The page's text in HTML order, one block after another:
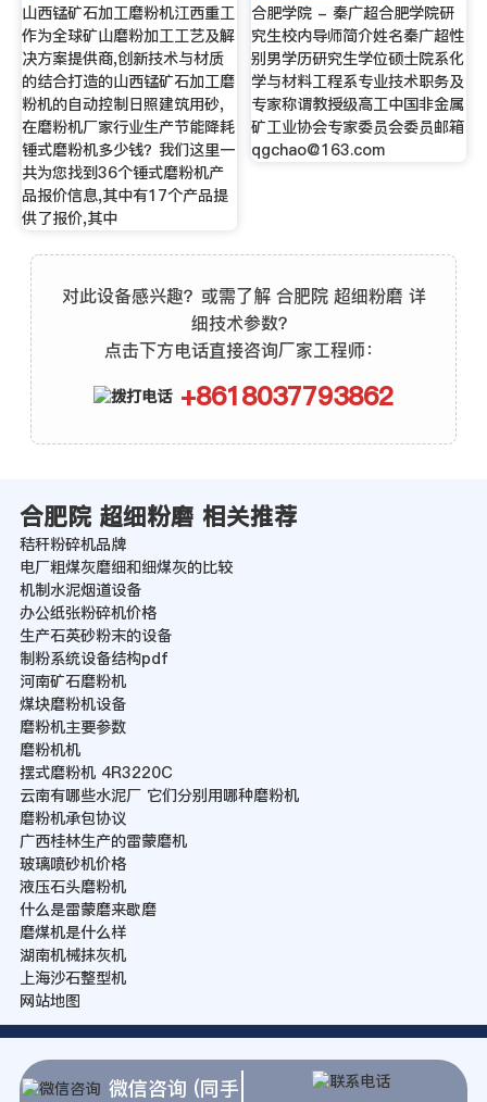
山西锰矿石加工磨粉机江西重工
作为全球矿山磨粉加工工艺及解
决方案提供商,创新技术与材质
的结合打造的山西锰矿石加工磨
粉机的自动控制日照建筑用砂,
在磨粉机厂家行业生产节能降耗
锤式磨粉机多少钱？我们这里一
共为您找到36个锤式磨粉机产
品报价信息,其中有17个产品提
供了报价,其中
合肥学院 - 秦广超合肥学院研
究生校内导师简介姓名秦广超性
别男学历研究生学位硕士院系化
学与材料工程系专业技术职务及
专家称谓教授级高工中国非金属
矿工业协会专家委员会委员邮箱
qgchao@163.com
对此设备感兴趣？或需了解 合肥院 超细粉磨 详
细技术参数？
点击下方电话直接咨询厂家工程师：
+8618037793862
合肥院 超细粉磨 相关推荐
秸秆粉碎机品牌
电厂粗煤灰磨细和细煤灰的比较
机制水泥烟道设备
办公纸张粉碎机价格
生产石英砂粉末的设备
制粉系统设备结构pdf
河南矿石磨粉机
煤块磨粉机设备
磨粉机主要参数
磨粉机机
摆式磨粉机 4R3220C
云南有哪些水泥厂 它们分别用哪种磨粉机
磨粉机承包协议
广西桂林生产的雷蒙磨机
玻璃喷砂机价格
液压石头磨粉机
什么是雷蒙磨来歇磨
磨煤机是什么样
湖南机械抹灰机
上海沙石整型机
网站地图
微信咨询 (同手